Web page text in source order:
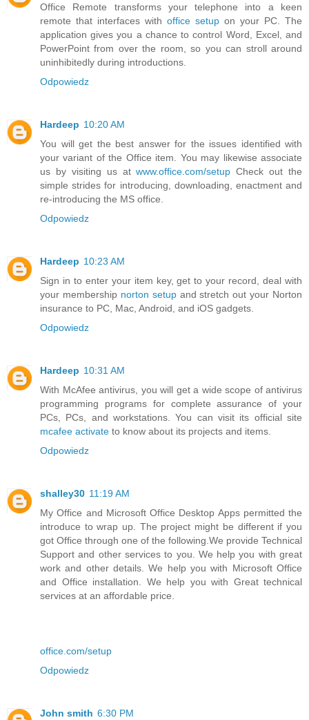
Office Remote transforms your telephone into a keen
remote that interfaces with office setup on your PC. The
application gives you a chance to control Word, Excel, and
PowerPoint from over the room, so you can stroll around
uninhibitedly during introductions.
Odpowiedz
Hardeep 10:20 AM
You will get the best answer for the issues identified with
your variant of the Office item. You may likewise associate
us by visiting us atwww.office.com/setup Check out the
simple strides for introducing, downloading, enactment and
re-introducing the MS office.
Odpowiedz
Hardeep 10:23 AM
Sign in to enter your item key, get to your record, deal with
your membership norton setupand stretch out your Norton
insurance to PC, Mac, Android, and iOS gadgets.
Odpowiedz
Hardeep 10:31 AM
With McAfee antivirus, you will get a wide scope of antivirus
programming programs for complete assurance of your
PCs, PCs, and workstations. You can visit its official site
mcafee activate to know about its projects and items.
Odpowiedz
shalley30 11:19 AM
My Office and Microsoft Office Desktop Apps permitted the
introduce to wrap up. The project might be different if you
got Office through one of the following.We provide Technical
Support and other services to you. We help you with great
work and other details. We help you with Microsoft Office
and Office installation. We help you with Great technical
services at an affordable price.
office.com/setup
Odpowiedz
John smith 6:30 PM